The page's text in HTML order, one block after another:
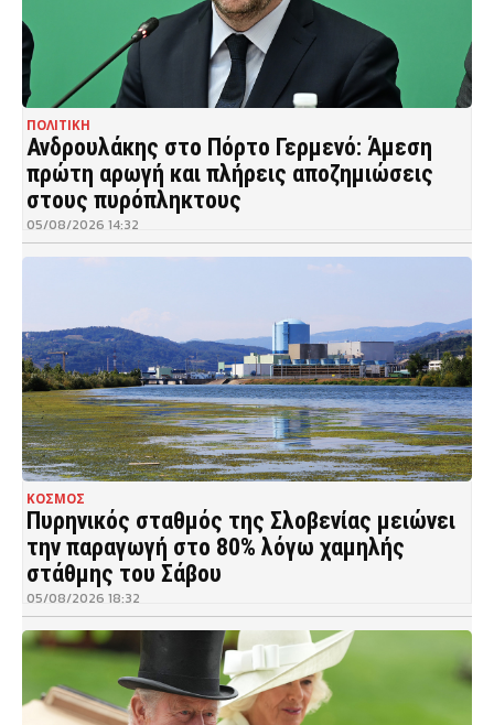
ΠΟΛΙΤΙΚΗ
Ανδρουλάκης στο Πόρτο Γερμενό: Άμεση
πρώτη αρωγή και πλήρεις αποζημιώσεις
στους πυρόπληκτους
05/08/2026 14:32
ΚΟΣΜΟΣ
Πυρηνικός σταθμός της Σλοβενίας μειώνει
την παραγωγή στο 80% λόγω χαμηλής
στάθμης του Σάβου
05/08/2026 18:32